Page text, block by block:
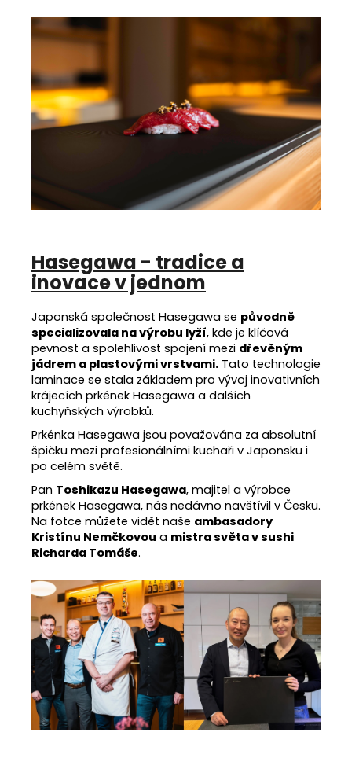
Hasegawa - tradice a
inovace v jednom
Japonská společnost Hasegawa se původně
specializovala na výrobu lyží, kde je klíčová
pevnost a spolehlivost spojení mezi dřevěným
jádrem a plastovými vrstvami. Tato technologie
laminace se stala základem pro vývoj inovativních
krájecích prkének Hasegawa a dalších
kuchyňských výrobků.
Prkénka Hasegawa jsou považována za absolutní
špičku mezi profesionálními kuchaři v Japonsku i
po celém světě.
Pan Toshikazu Hasegawa, majitel a výrobce
prkének Hasegawa, nás nedávno navštívil v Česku.
Na fotce můžete vidět naše ambasadory
Kristínu Nemčkovou a mistra světa v sushi
Richarda Tomáše.